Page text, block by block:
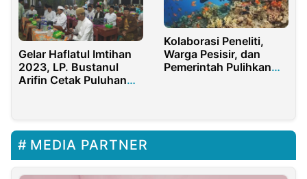
Gelar Haflatul Imtihan
2023, LP. Bustanul
Arifin Cetak Puluhan
Kolaborasi Peneliti,
Warga Pesisir, dan
Pemerintah Pulihkan
MEDIA PARTNER